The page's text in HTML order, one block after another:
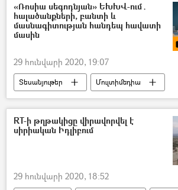
«Ռոսիա սեգոդնյան» ԵԽԽՎ-ում․
հալածանքների, բանտի և
մասնագիտության հանդեպ հավատի
մասին
29 հունվարի 2020, 19:07
Տեսանյութեր
Մուլտիմեդիա
Sputnik
Կիրիլ Վիշինսկի
«Ռոսիա սեգոդնյա» ՄՏԳ
RT-ի թղթակիցը վիրավորվել է
սիրիական Իդլիբում
29 հունվարի 2020, 18:52